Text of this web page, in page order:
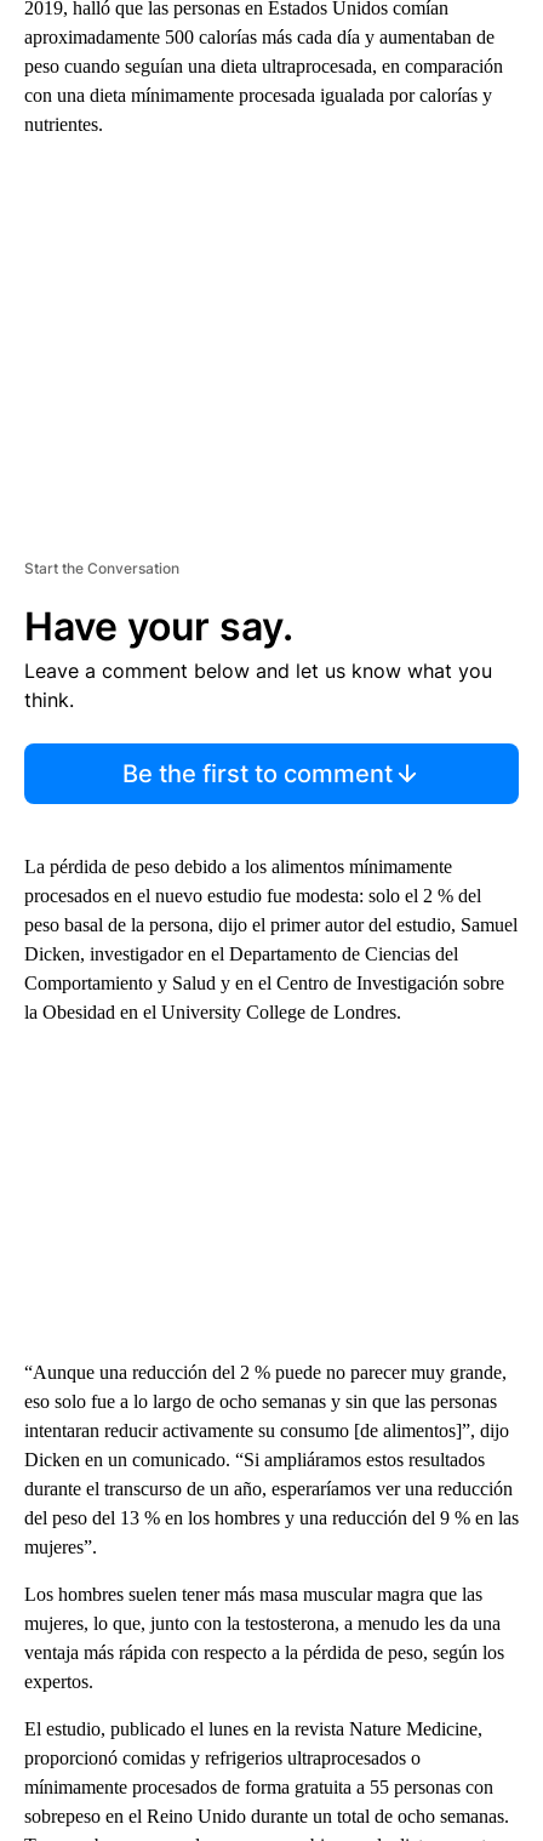
2019, halló que las personas en Estados Unidos comían
aproximadamente 500 calorías más cada día y aumentaban de
peso cuando seguían una dieta ultraprocesada, en comparación
con una dieta mínimamente procesada igualada por calorías y
nutrientes.
Start the Conversation
Have your say.
Leave a comment below and let us know what you
think.
Be the first to comment
La pérdida de peso debido a los alimentos mínimamente
procesados en el nuevo estudio fue modesta: solo el 2 % del
peso basal de la persona, dijo el primer autor del estudio, Samuel
Dicken, investigador en el Departamento de Ciencias del
Comportamiento y Salud y en el Centro de Investigación sobre
la Obesidad en el University College de Londres.
“Aunque una reducción del 2 % puede no parecer muy grande,
eso solo fue a lo largo de ocho semanas y sin que las personas
intentaran reducir activamente su consumo [de alimentos]”, dijo
Dicken en un comunicado. “Si ampliáramos estos resultados
durante el transcurso de un año, esperaríamos ver una reducción
del peso del 13 % en los hombres y una reducción del 9 % en las
mujeres”.
Los hombres suelen tener más masa muscular magra que las
mujeres, lo que, junto con la testosterona, a menudo les da una
ventaja más rápida con respecto a la pérdida de peso, según los
expertos.
El estudio, publicado el lunes en la revista Nature Medicine,
proporcionó comidas y refrigerios ultraprocesados o
mínimamente procesados de forma gratuita a 55 personas con
sobrepeso en el Reino Unido durante un total de ocho semanas.